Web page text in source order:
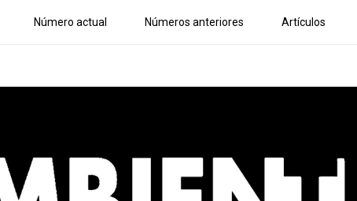
Número actual Números anteriores Artículos